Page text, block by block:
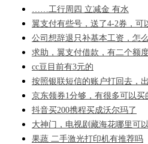
……工行周四 立减金 有水
翼支付有些号，送了4-2券，可
公司想辞退只补基本工资，怎
求助，翼支付借款，有二个额
cc豆目前有3元的
按照银联短信的账户打回去，
京东领券1分够，有很多可以买
抖音买200携程买成沃尔玛了
大神门，电视剧藏海花哪里可
果蔬 二手激光打印机有推荐吗